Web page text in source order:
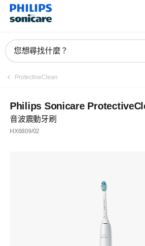
您想尋找什麼？
ProtectiveClean
Philips Sonicare
音波震動牙刷
HX6809/02